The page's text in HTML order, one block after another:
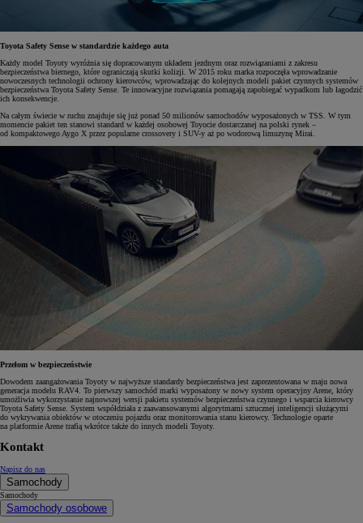
Toyota Safety Sense w standardzie każdego auta
Każdy model Toyoty wyróżnia się dopracowanym układem jezdnym oraz rozwiązaniami z zakresu
bezpieczeństwa biernego, które ograniczają skutki kolizji. W 2015 roku marka rozpoczęła wprowadzanie
nowoczesnych technologii ochrony kierowców, wprowadzając do kolejnych modeli pakiet czynnych systemów
bezpieczeństwa Toyota Safety Sense. Te innowacyjne rozwiązania pomagają zapobiegać wypadkom lub łagodzić
ich konsekwencje.
Na całym świecie w ruchu znajduje się już ponad 50 milionów samochodów wyposażonych w TSS. W tym
momencie pakiet ten stanowi standard w każdej osobowej Toyocie dostarczanej na polski rynek –
od kompaktowego Aygo X przez popularne crossovery i SUV-y aż po wodorową limuzynę Mirai.
Przełom w bezpieczeństwie
Dowodem zaangażowania Toyoty w najwyższe standardy bezpieczeństwa jest zaprezentowana w maju nowa
generacja modelu RAV4. To pierwszy samochód marki wyposażony w nowy system operacyjny Arene, który
umożliwia wykorzystanie najnowszej wersji pakietu systemów bezpieczeństwa czynnego i wsparcia kierowcy
Toyota Safety Sense. System współdziała z zaawansowanymi algorytmami sztucznej inteligencji służącymi
do wykrywania obiektów w otoczeniu pojazdu oraz monitorowania stanu kierowcy. Technologie oparte
na platformie Arene trafią wkrótce także do innych modeli Toyoty.
Kontakt
Napisz do nas
Samochody
Samochody
Samochody osobowe